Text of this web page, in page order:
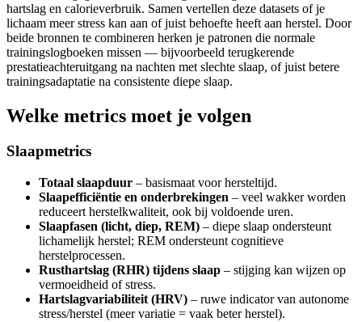
hartslag en calorieverbruik. Samen vertellen deze datasets of je
lichaam meer stress kan aan of juist behoefte heeft aan herstel. Door
beide bronnen te combineren herken je patronen die normale
trainingslogboeken missen — bijvoorbeeld terugkerende
prestatieachteruitgang na nachten met slechte slaap, of juist betere
trainingsadaptatie na consistente diepe slaap.
Welke metrics moet je volgen
Slaapmetrics
Totaal slaapduur – basismaat voor hersteltijd.
Slaapefficiëntie en onderbrekingen – veel wakker worden
reduceert herstelkwaliteit, ook bij voldoende uren.
Slaapfasen (licht, diep, REM) – diepe slaap ondersteunt
lichamelijk herstel; REM ondersteunt cognitieve
herstelprocessen.
Rusthartslag (RHR) tijdens slaap – stijging kan wijzen op
vermoeidheid of stress.
Hartslagvariabiliteit (HRV) – ruwe indicator van autonome
stress/herstel (meer variatie = vaak beter herstel).